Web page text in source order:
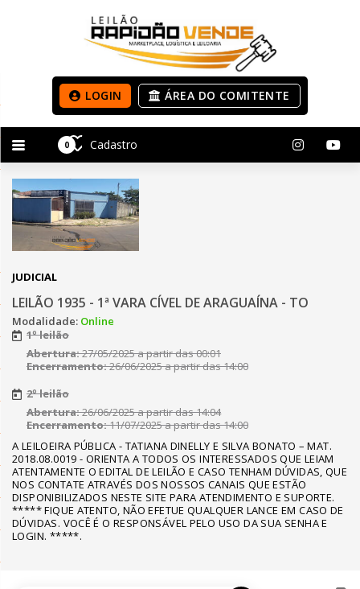
0 Cadastro
LOGIN ÁREA DO COMITENTE
JUDICIAL
LEILÃO 1935 - 1ª VARA CÍVEL DE ARAGUAÍNA - TO
Modalidade: Online
1º leilão
Abertura:27/05/2025 a partir das 00:01
Encerramento:26/06/2025 a partir das 14:00
2º leilão
Abertura:26/06/2025 a partir das 14:04
Encerramento:11/07/2025 a partir das 14:00
A LEILOEIRA PÚBLICA - TATIANA DINELLY E SILVA BONATO – MAT.
2018.08.0019 - ORIENTA A TODOS OS INTERESSADOS QUE LEIAM
ATENTAMENTE O EDITAL DE LEILÃO E CASO TENHAM DÚVIDAS, QUE
NOS CONTATE ATRAVÉS DOS NOSSOS CANAIS QUE ESTÃO
DISPONIBILIZADOS NESTE SITE PARA ATENDIMENTO E SUPORTE.
***** FIQUE ATENTO, NÃO EFETUE QUALQUER LANCE EM CASO DE
DÚVIDAS. VOCÊ É O RESPONSÁVEL PELO USO DA SUA SENHA E
LOGIN. *****.